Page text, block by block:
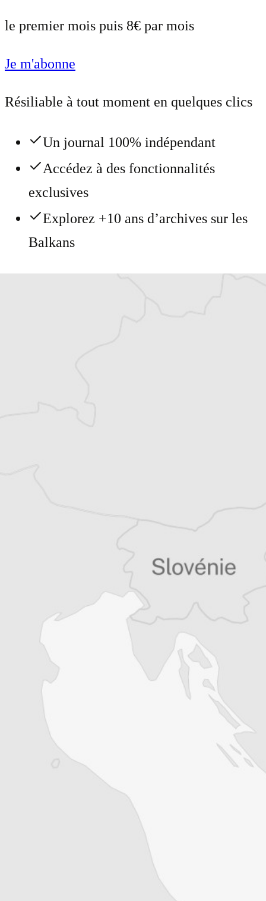
le premier mois puis 8€ par mois
Je m'abonne
Résiliable à tout moment en quelques clics
Un journal 100% indépendant
Accédez à des fonctionnalités
exclusives
Explorez +10 ans d’archives sur les
Balkans